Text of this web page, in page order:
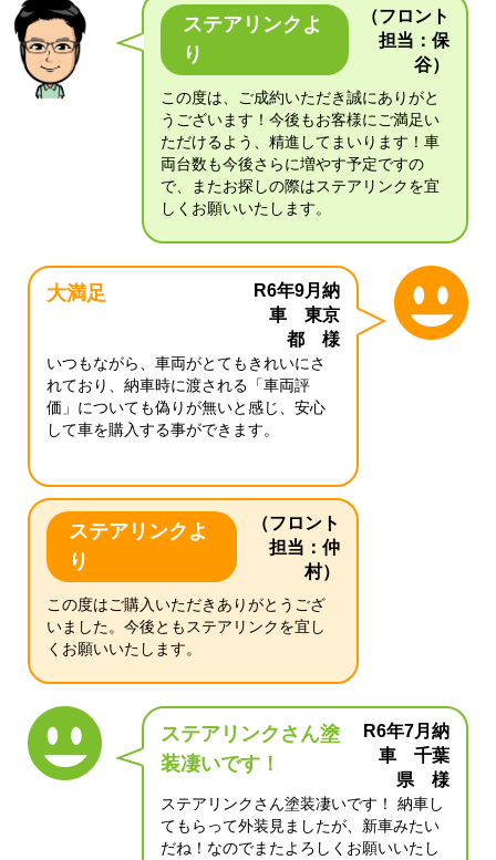
ステアリンクよ
り
（フロント
担当：保
谷）
この度は、ご成約いただき誠にありがと
うございます！今後もお客様にご満足い
ただけるよう、精進してまいります！車
両台数も今後さらに増やす予定ですの
で、またお探しの際はステアリンクを宜
しくお願いいたします。
大満足
R6年9月納
車 東京
都 様
いつもながら、車両がとてもきれいにさ
れており、納車時に渡される「車両評
価」についても偽りが無いと感じ、安心
して車を購入する事ができます。
ステアリンクよ
り
（フロント
担当：仲
村）
この度はご購入いただきありがとうござ
いました。今後ともステアリンクを宜し
くお願いいたします。
ステアリンクさん塗
装凄いです！
R6年7月納
車 千葉
県 様
ステアリンクさん塗装凄いです！ 納車し
てもらって外装見ましたが、新車みたい
だね！なのでまたよろしくお願いいたし